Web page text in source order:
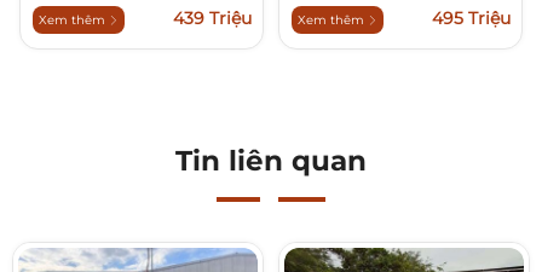
Xem thêm 439 Triệu Xem thêm 495 Triệu
Tin liên quan